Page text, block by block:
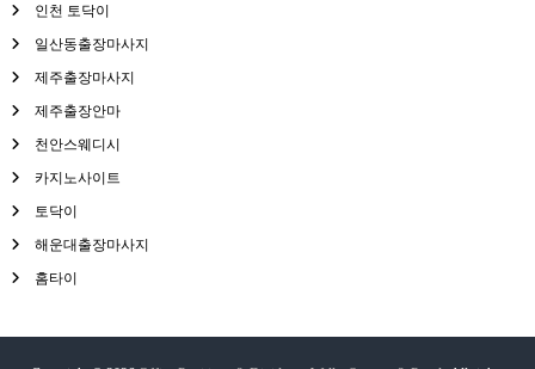
인천 토닥이
일산동출장마사지
제주출장마사지
제주출장안마
천안스웨디시
카지노사이트
토닥이
해운대출장마사지
홈타이